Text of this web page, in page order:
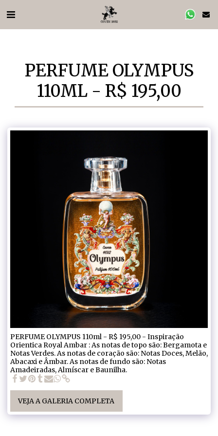
PERFUME OLYMPUS
110ML - R$ 195,00
PERFUME OLYMPUS 110ml - R$ 195,00 - Inspiração
Orientica Royal Ambar : As notas de topo são: Bergamota e
Notas Verdes. As notas de coração são: Notas Doces, Melão,
Abacaxi e Âmbar. As notas de fundo são: Notas
Amadeiradas, Almíscar e Baunilha.
VEJA A GALERIA COMPLETA